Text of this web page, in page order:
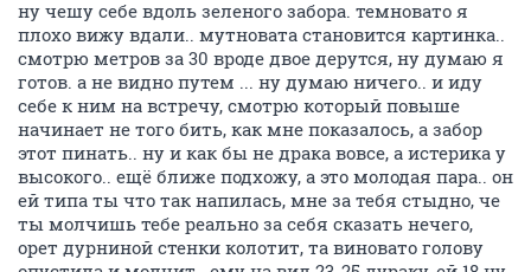
ну чешу себе вдоль зеленого забора. темновато я
плохо вижу вдали.. мутновата становится картинка..
смотрю метров за 30 вроде двое дерутся, ну думаю я
готов. а не видно путем ... ну думаю ничего.. и иду
себе к ним на встречу, смотрю который повыше
начинает не того бить, как мне показалось, а забор
этот пинать.. ну и как бы не драка вовсе, а истерика у
высокого.. ещё ближе подхожу, а это молодая пара.. он
ей типа ты что так напилась, мне за тебя стыдно, че
ты молчишь тебе реально за себя сказать нечего,
орет дурниной стенки колотит, та виновато голову